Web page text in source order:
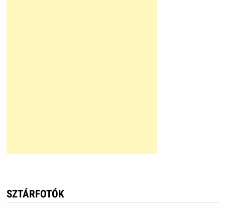
SZTÁRFOTÓK